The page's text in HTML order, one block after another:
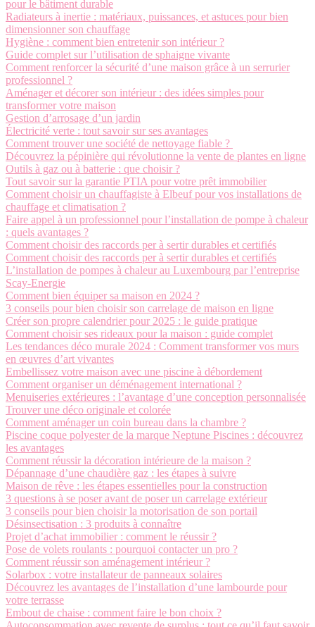
pour le bâtiment durable
Radiateurs à inertie : matériaux, puissances, et astuces pour bien
dimensionner son chauffage
Hygiène : comment bien entretenir son intérieur ?
Guide complet sur l’utilisation de sphaigne vivante
Comment renforcer la sécurité d’une maison grâce à un serrurier
professionnel ?
Aménager et décorer son intérieur : des idées simples pour
transformer votre maison
Gestion d’arrosage d’un jardin
Électricité verte : tout savoir sur ses avantages
Comment trouver une société de nettoyage fiable ?
Découvrez la pépinière qui révolutionne la vente de plantes en ligne
Outils à gaz ou à batterie : que choisir ?
Tout savoir sur la garantie PTIA pour votre prêt immobilier
Comment choisir un chauffagiste à Elbeuf pour vos installations de
chauffage et climatisation ?
Faire appel à un professionnel pour l’installation de pompe à chaleur
: quels avantages ?
Comment choisir des raccords per à sertir durables et certifiés
Comment choisir des raccords per à sertir durables et certifiés
L’installation de pompes à chaleur au Luxembourg par l’entreprise
Scay-Energie
Comment bien équiper sa maison en 2024 ?
3 conseils pour bien choisir son carrelage de maison en ligne
Créer son propre calendrier pour 2025 : le guide pratique
Comment choisir ses rideaux pour la maison : guide complet
Les tendances déco murale 2024 : Comment transformer vos murs
en œuvres d’art vivantes
Embellissez votre maison avec une piscine à débordement
Comment organiser un déménagement international ?
Menuiseries extérieures : l’avantage d’une conception personnalisée
Trouver une déco originale et colorée
Comment aménager un coin bureau dans la chambre ?
Piscine coque polyester de la marque Neptune Piscines : découvrez
les avantages
Comment réussir la décoration intérieure de la maison ?
Dépannage d’une chaudière gaz : les étapes à suivre
Maison de rêve : les étapes essentielles pour la construction
3 questions à se poser avant de poser un carrelage extérieur
3 conseils pour bien choisir la motorisation de son portail
Désinsectisation : 3 produits à connaître
Projet d’achat immobilier : comment le réussir ?
Pose de volets roulants : pourquoi contacter un pro ?
Comment réussir son aménagement intérieur ?
Solarbox : votre installateur de panneaux solaires
Découvrez les avantages de l’installation d’une lambourde pour
votre terrasse
Embout de chaise : comment faire le bon choix ?